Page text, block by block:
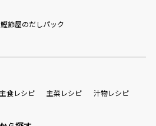
鰹節屋のだしパック
主食レシピ 主菜レシピ
汁物レシピ